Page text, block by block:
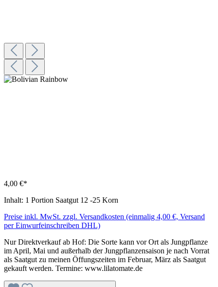
4,00 €*
Inhalt: 1 Portion Saatgut 12 -25 Korn
Preise inkl. MwSt. zzgl. Versandkosten (einmalig 4,00 €, Versand
per Einwurfeinschreiben DHL)
Nur Direktverkauf ab Hof: Die Sorte kann vor Ort als Jungpflanze
im April, Mai und außerhalb der Jungpflanzensaison je nach Vorrat
als Saatgut zu meinen Öffungszeiten im Februar, März als Saatgut
gekauft werden. Termine: www.lilatomate.de